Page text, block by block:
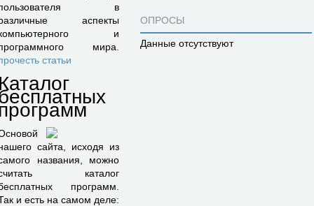
в
аспекты
и
мира.
статьи
сайта, исходя из
названия, можно
каталог
программ.
и есть на самом деле:
ОПРОСЫ
Данные отсутствуют